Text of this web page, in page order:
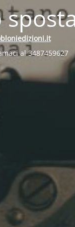
al 3487459627